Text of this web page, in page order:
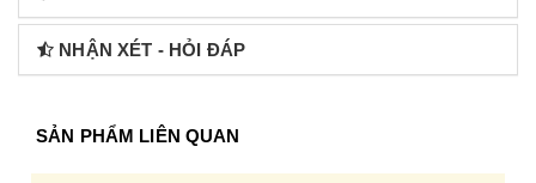
NHẬN XÉT - HỎI ĐÁP
SẢN PHẨM LIÊN QUAN